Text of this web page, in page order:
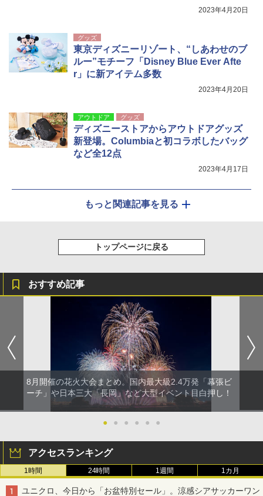
2023年4月20日
グッズ
東京ディズニーリゾート、“しあわせのブ
ルー”モチーフ「Disney Blue Ever Afte
r」に新アイテム多数
2023年4月20日
アウトドア グッズ
ディズニーストアからアウトドアグッズ
新登場。Columbiaと初コラボしたバッグ
など全12点
2023年4月17日
もっと関連記事を見る
トップページに戻る
おすすめ記事
8月開催の花火大会まとめ。国内最大級2.4万発「幕張ビ
ーチ」や日本三大「長岡」など大型イベント目白押し！
● ● ● ● ● ●
アクセスランキング
1時間 24時間 1週間 1カ月
ユニクロ、今日から「お盆特別セール」。涼感シアサッカーワン